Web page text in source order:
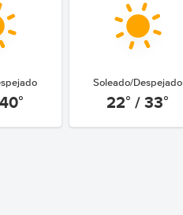
Soleado/Despejado
22° / 33°